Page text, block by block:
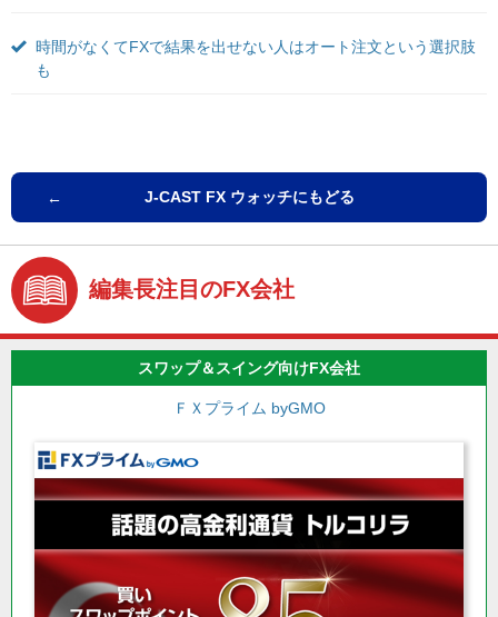
時間がなくてFXで結果を出せない人はオート注文という選択肢
も
J-CAST FX ウォッチにもどる
編集長注目のFX会社
スワップ＆スイング向けFX会社
ＦＸプライム byGMO